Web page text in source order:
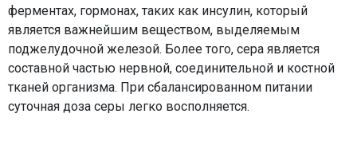
ферментах, гормонах, таких как инсулин, который
является важнейшим веществом, выделяемым
поджелудочной железой. Более того, сера является
составной частью нервной, соединительной и костной
тканей организма. При сбалансированном питании
суточная доза серы легко восполняется.